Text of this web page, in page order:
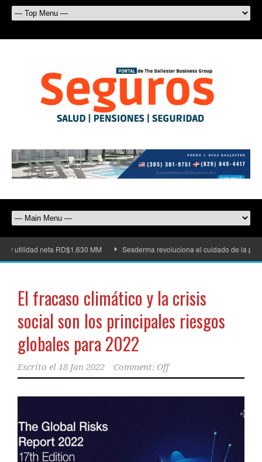
RD$1,630 MM Sesderma revoluciona el cuidado de la piel con su
El fracaso climático y la crisis
social son los principales riesgos
globales para 2022
Escrito el 18 Jan 2022 Comment: Off